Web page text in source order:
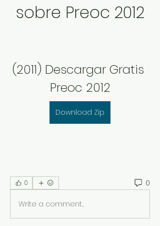
sobre Preoc 2012
(2011) Descargar Gratis
Preoc 2012
Download Zip
0 0
Write a comment...